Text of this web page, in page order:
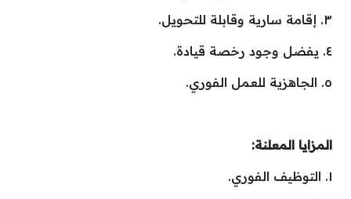
٣. إقامة سارية وقابلة للتحويل.
٤. يفضل وجود رخصة قيادة.
٥. الجاهزية للعمل الفوري.
المزايا المعلنة:
١. التوظيف الفوري.